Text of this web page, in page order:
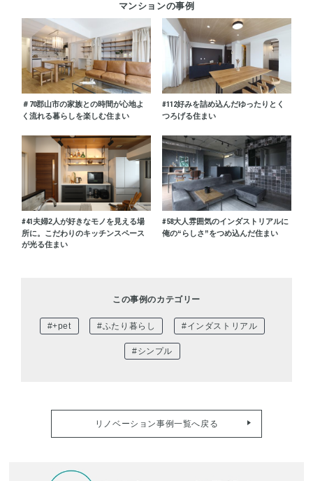
マンションの事例
＃70郡山市の家族との時間が心地よ
く流れる暮らしを楽しむ住まい
#112好みを詰め込んだゆったりとく
つろげる住まい
#41夫婦2人が好きなモノを見える場
所に。こだわりのキッチンスペース
が光る住まい
#58大人雰囲気のインダストリアルに
俺の“らしさ”をつめ込んだ住まい
この事例のカテゴリー
#+pet #ふたり暮らし #インダストリアル
#シンプル
リノベーション事例一覧へ戻る